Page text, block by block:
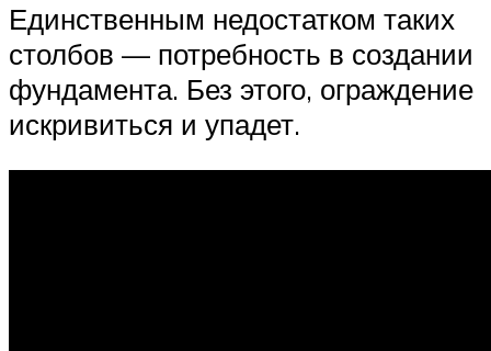
Единственным недостатком таких
столбов — потребность в создании
фундамента. Без этого, ограждение
искривиться и упадет.